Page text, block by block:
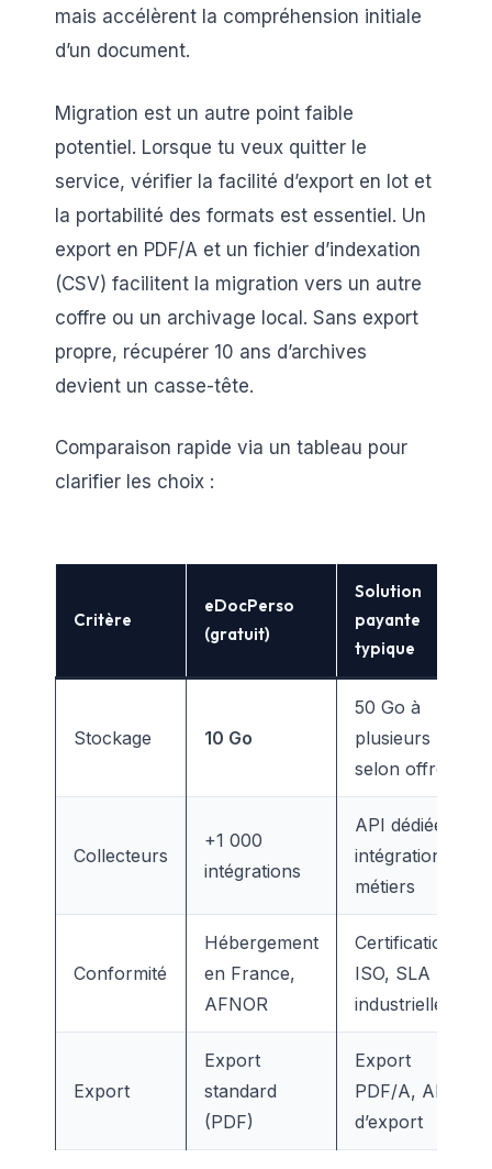
mais accélèrent la compréhension initiale
d’un document.
Migration est un autre point faible
potentiel. Lorsque tu veux quitter le
service, vérifier la facilité d’export en lot et
la portabilité des formats est essentiel. Un
export en PDF/A et un fichier d’indexation
(CSV) facilitent la migration vers un autre
coffre ou un archivage local. Sans export
propre, récupérer 10 ans d’archives
devient un casse-tête.
Comparaison rapide via un tableau pour
clarifier les choix :
Critère
eDocPerso
(gratuit)
Solution
payante
typique
Stockage 10 Go
50 Go à
plusieurs To
selon offre
Collecteurs
+1 000
intégrations
API dédiée,
intégrations
métiers
Conformité
Hébergement
en France,
AFNOR
Certifications
ISO, SLA
industrielles
Export
Export
standard
(PDF)
Export
PDF/A, API
d’export